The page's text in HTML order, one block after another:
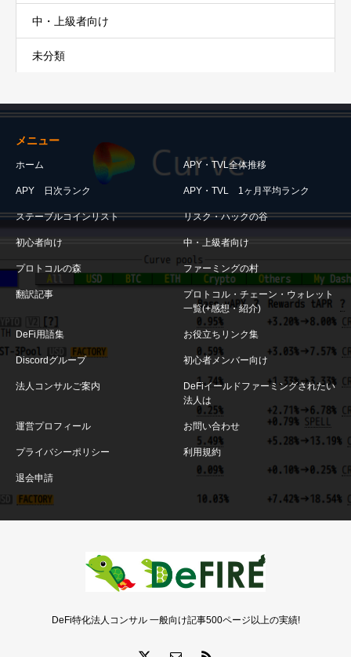
中・上級者向け
未分類
メニュー
ホーム APY・TVL全体推移
APY 日次ランク APY・TVL 1ヶ月平均ランク
ステーブルコインリスト リスク・ハックの谷
初心者向け 中・上級者向け
プロトコルの森 ファーミングの村
翻訳記事
プロトコル・チェーン・ウォレット
一覧(+感想・紹介)
DeFi用語集 お役立ちリンク集
Discordグループ 初心者メンバー向け
法人コンサルご案内
DeFiイールドファーミングされたい
法人は
運営プロフィール お問い合わせ
プライバシーポリシー 利用規約
退会申請
DeFi特化法人コンサル 一般向け記事500ページ以上の実績!